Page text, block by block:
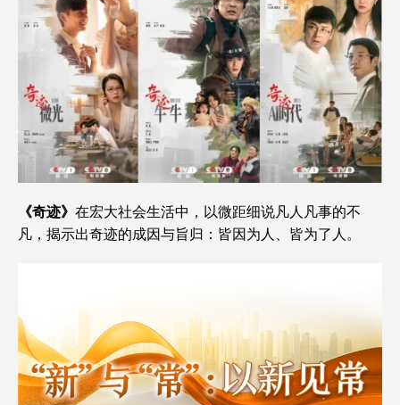
《奇迹》 在宏大社会生活中，以微距细说凡人凡事的不
凡，揭示出奇迹的成因与旨归：皆因为人、皆为了人。